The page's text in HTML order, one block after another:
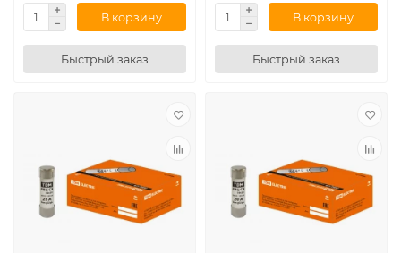
В корзину
Быстрый заказ
В корзину
Быстрый заказ